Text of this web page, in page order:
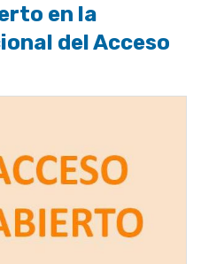
en la
del Acceso